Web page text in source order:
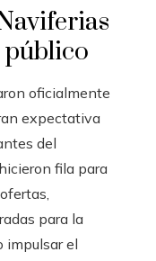
público
oficialmente
expectativa
del
fila para
para la
impulsar el